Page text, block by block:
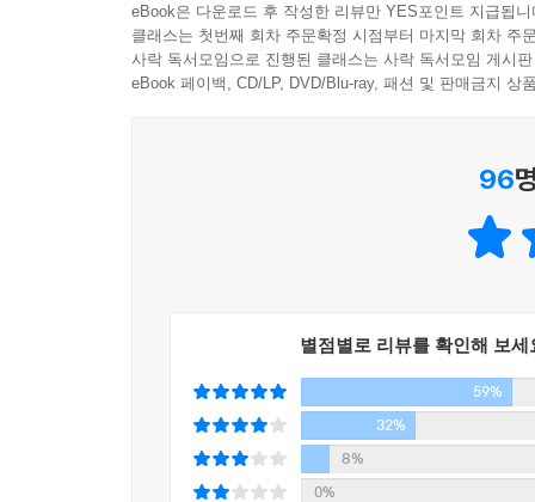
■ 인간은 얼마나 깊이 생각할 수 있는가?
_일상부터 우주에 대한 탐구까지 ‘수학이 필요한 순
의하면 수학은 우리가 모르는 것이 무엇인지
질문은 수 세기를 이어가며 세상을 탐구해간다.(2
들어갈 프로그램을 제작하기 위한 게임으로도
인간의 윤리 자체가 확률의 문제가 될 수 있음을 시
시공간과 우주에 대한 근본적인 이해 역시 수학
‘내면기하’라는 수학적 개념 없이는 설명할 수
발견하는 과정과 다름없다.(6강, 우주의 실체
eBook은 다운로드 후 작성한 리뷰만 YES포인트 지급됩니
클래스는 첫번째 회차 주문확정 시점부터 마지막 회차 주
사락 독서모임으로 진행된 클래스는 사락 독서모임 게시
eBook 페이백, CD/LP, DVD/Blu-ray, 패션 및 판매금지 상
96
별점별로 리뷰를 확인해 보세
59%
32%
8%
0%